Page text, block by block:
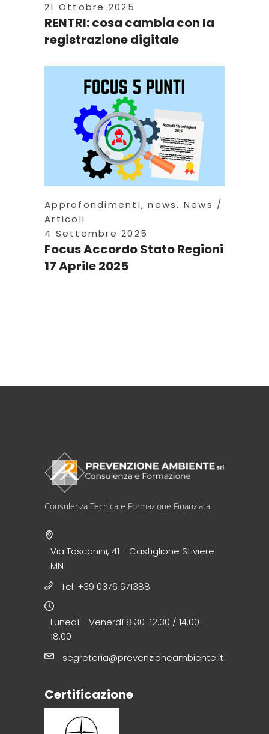
21 Ottobre 2025
RENTRI: cosa cambia con la
registrazione digitale
Approfondimenti,news, News
Articoli
4 Settembre 2025
Focus Accordo Stato Regioni
17 Aprile 2025
Consulenza Tecnica e Formazione Finanziata
Via Toscanini, 41 - Castiglione Stiviere -
MN
Tel. +39 0376 671388
Lunedì - Venerdì 8.30-12.30 / 14.00-
18.00
segreteria@prevenzioneambiente.it
Certificazione